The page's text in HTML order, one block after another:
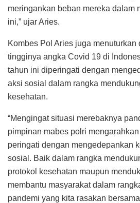
meringankan beban mereka dalam
ini,” ujar Aries.
Kombes Pol Aries juga menuturkan
tingginya angka Covid 19 di
tahun ini diperingati dengan
aksi sosial dalam rangka
kesehatan.
“Mengingat situasi merebaknya
pimpinan mabes polri
peringati dengan mengedepankan
sosial. Baik dalam rangka
protokol kesehatan maupun
membantu masyarakat dalam
pandemi yang kita rasakan